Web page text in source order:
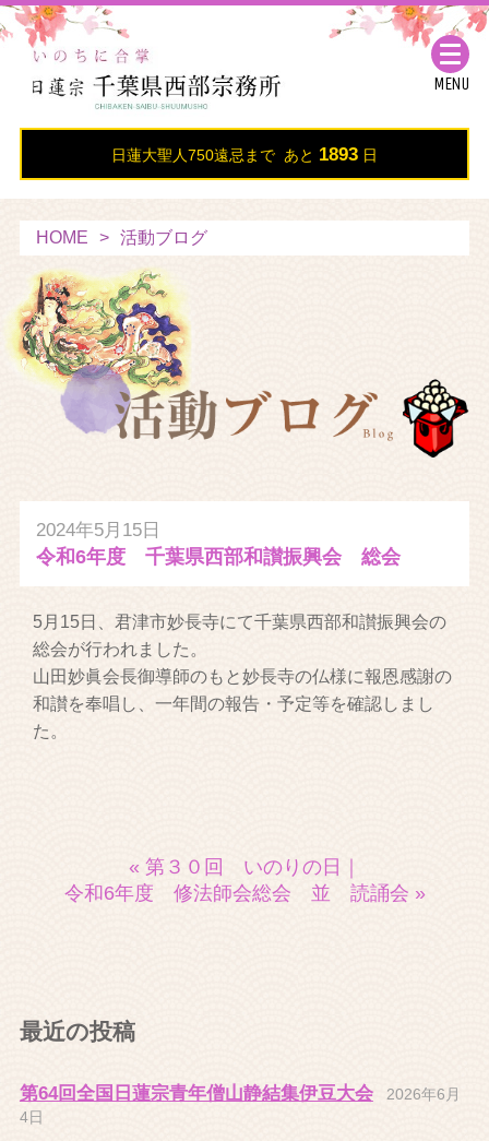
MENU
日蓮大聖人750遠忌まで あと 1893 日
HOME 活動ブログ
2024年5月15日
令和6年度 千葉県西部和讃振興会 総会
5月15日、君津市妙長寺にて千葉県西部和讃振興会の
総会が行われました。
山田妙眞会長御導師のもと妙長寺の仏様に報恩感謝の
和讃を奉唱し、一年間の報告・予定等を確認しまし
た。
« 第３０回 いのりの日 ｜
令和6年度 修法師会総会 並 読誦会 »
最近の投稿
第64回全国日蓮宗青年僧山静結集伊豆大会
2026年6月
4日